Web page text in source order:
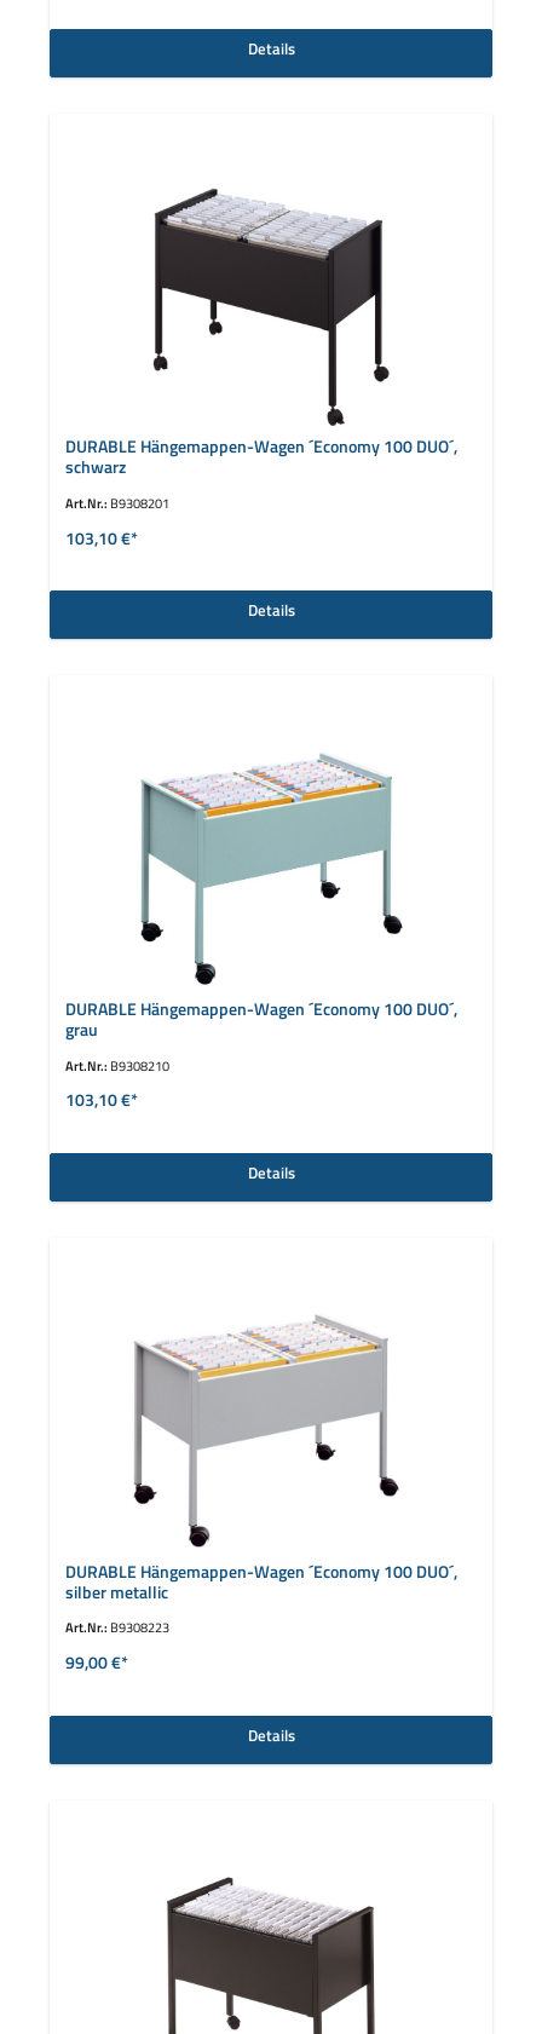
Details
DURABLE Hängemappen-Wagen ´Economy 100 DUO´,
schwarz
Art.Nr.: B9308201
103,10 €*
Details
DURABLE Hängemappen-Wagen ´Economy 100 DUO´,
grau
Art.Nr.: B9308210
103,10 €*
Details
DURABLE Hängemappen-Wagen ´Economy 100 DUO´,
silber metallic
Art.Nr.: B9308223
99,00 €*
Details